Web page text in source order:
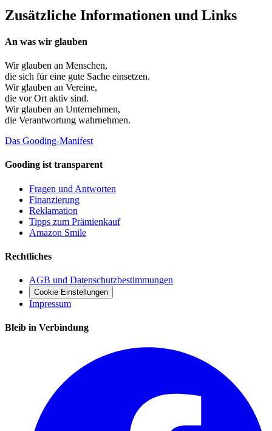
Zusätzliche Informationen und Links
An was wir glauben
Wir glauben an Menschen,
die sich für eine gute Sache einsetzen.
Wir glauben an Vereine,
die vor Ort aktiv sind.
Wir glauben an Unternehmen,
die Verantwortung wahrnehmen.
Das Gooding-Manifest
Gooding ist transparent
Fragen und Antworten
Finanzierung
Reklamation
Tipps zum Prämienkauf
Amazon Smile
Rechtliches
AGB und Datenschutzbestimmungen
Cookie Einstellungen
Impressum
Bleib in Verbindung